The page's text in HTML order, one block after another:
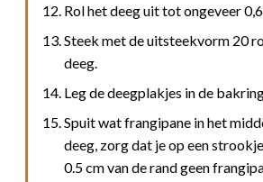
Rol het deeg uit tot ongeveer
Steek met de uitsteekvorm 20
deeg.
Leg de deegplakjes in de
Spuit wat frangipane in het
deeg, zorg dat je op een
0.5 cm van de rand geen